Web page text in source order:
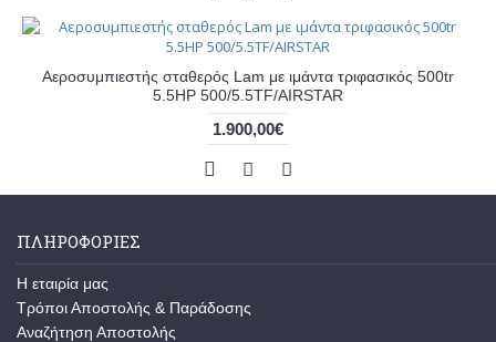
Αεροσυμπιεστής σταθερός Lam με ιμάντα τριφασικός 500tr
5.5HP 500/5.5TF/AIRSTAR
1.900,00€
ΠΛΗΡΟΦΟΡΊΕΣ
Η εταιρία μας
Τρόποι Αποστολής & Παράδοσης
Αναζήτηση Αποστολής